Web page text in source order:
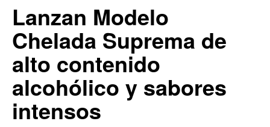
Lanzan Modelo
Chelada Suprema de
alto contenido
alcohólico y sabores
intensos